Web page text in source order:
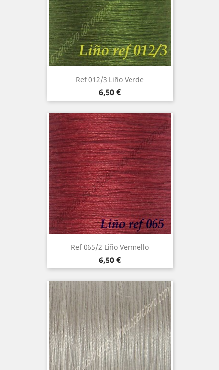
Ref 012/3 Liño Verde
Precio
6,50 €
Ref 065/2 Liño Vermello
Precio
6,50 €